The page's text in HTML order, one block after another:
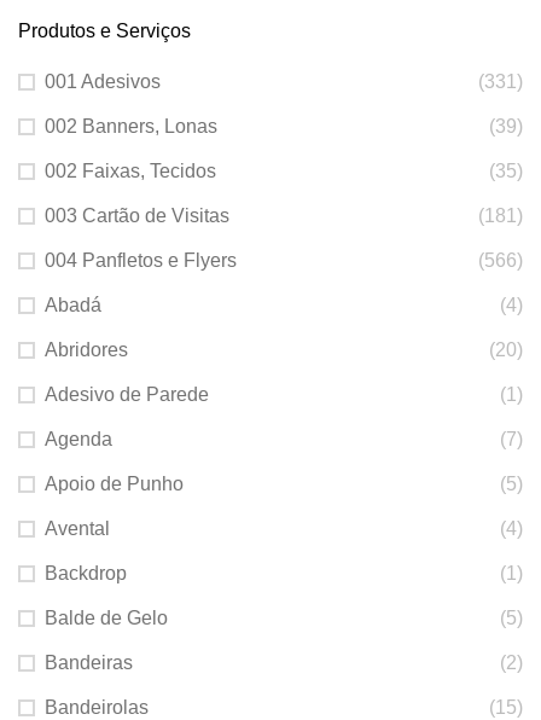
Produtos e Serviços
001 Adesivos (331)
002 Banners, Lonas (39)
002 Faixas, Tecidos (35)
003 Cartão de Visitas (181)
004 Panfletos e Flyers (566)
Abadá (4)
Abridores (20)
Adesivo de Parede (1)
Agenda (7)
Apoio de Punho (5)
Avental (4)
Backdrop (1)
Balde de Gelo (5)
Bandeiras (2)
Bandeirolas (15)